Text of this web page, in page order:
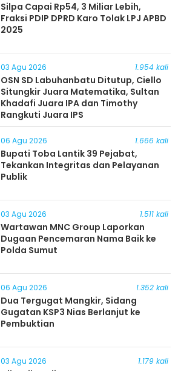
Silpa Capai Rp54, 3 Miliar Lebih,
Fraksi PDIP DPRD Karo Tolak LPJ APBD
2025
03 Agu 2026 1.954 kali
OSN SD Labuhanbatu Ditutup, Ciello
Situngkir Juara Matematika, Sultan
Khadafi Juara IPA dan Timothy
Rangkuti Juara IPS
06 Agu 2026 1.666 kali
Bupati Toba Lantik 39 Pejabat,
Tekankan Integritas dan Pelayanan
Publik
03 Agu 2026 1.511 kali
Wartawan MNC Group Laporkan
Dugaan Pencemaran Nama Baik ke
Polda Sumut
06 Agu 2026 1.352 kali
Dua Tergugat Mangkir, Sidang
Gugatan KSP3 Nias Berlanjut ke
Pembuktian
03 Agu 2026 1.179 kali